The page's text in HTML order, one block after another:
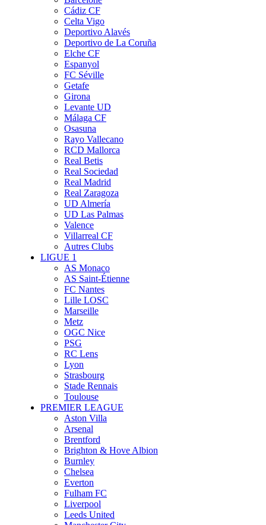
Cádiz CF
Celta Vigo
Deportivo Alavés
Deportivo de La Coruña
Elche CF
Espanyol
FC Séville
Getafe
Girona
Levante UD
Málaga CF
Osasuna
Rayo Vallecano
RCD Mallorca
Real Betis
Real Sociedad
Real Madrid
Real Zaragoza
UD Almería
UD Las Palmas
Valence
Villarreal CF
Autres Clubs
LIGUE 1
AS Monaco
AS Saint-Étienne
FC Nantes
Lille LOSC
Marseille
Metz
OGC Nice
PSG
RC Lens
Lyon
Strasbourg
Stade Rennais
Toulouse
PREMIER LEAGUE
Aston Villa
Arsenal
Brentford
Brighton & Hove Albion
Burnley
Chelsea
Everton
Fulham FC
Liverpool
Leeds United